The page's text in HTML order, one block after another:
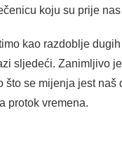
koju su prije
kao razdoblje
sljedeći. Zanimljivo
se mijenja jest
protok vremena.